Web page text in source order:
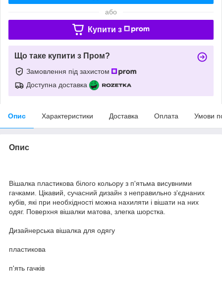
або
Купити з
Що таке купити з Пром?
Замовлення під захистом
Доступна доставка
Опис Характеристики Доставка Оплата Умови
Опис
Вішалка пластикова білого кольору з п'ятьма висувними
гачками. Цікавий, сучасний дизайн з неправильно з'єднаних
кубів, які при необхідності можна нахиляти і вішати на них
одяг. Поверхня вішалки матова, злегка шорстка.
Дизайнерська вішалка для одягу
пластикова
п'ять гачків